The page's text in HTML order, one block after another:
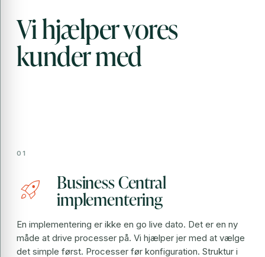
Vi hjælper vores
kunder med
rocket_launch Business Central
implementering
En implementering er ikke en go live dato. Det er en ny
måde at drive processer på. Vi hjælper jer med at vælge
det simple først. Processer før konfiguration. Struktur i